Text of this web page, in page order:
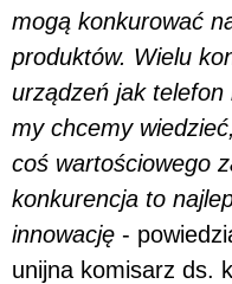
mogą konkurować
produktów. Wielu
urządzeń jak
my chcemy
coś wartościowego
konkurencja to
innowację -
unijna komisarz ds.